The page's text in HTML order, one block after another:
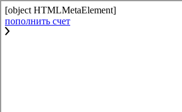
[object HTMLMetaElement]
пополнить счет